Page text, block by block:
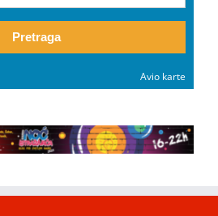
Pretraga
Avio karte